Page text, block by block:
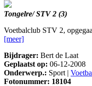
Tongelre/ STV 2 (3)
Voetbalclub STV 2,
[meer]
Bijdrager: Bert de Laat
Geplaatst op: 06-12-2008
Onderwerp.: Sport |
Fotonummer: 18104